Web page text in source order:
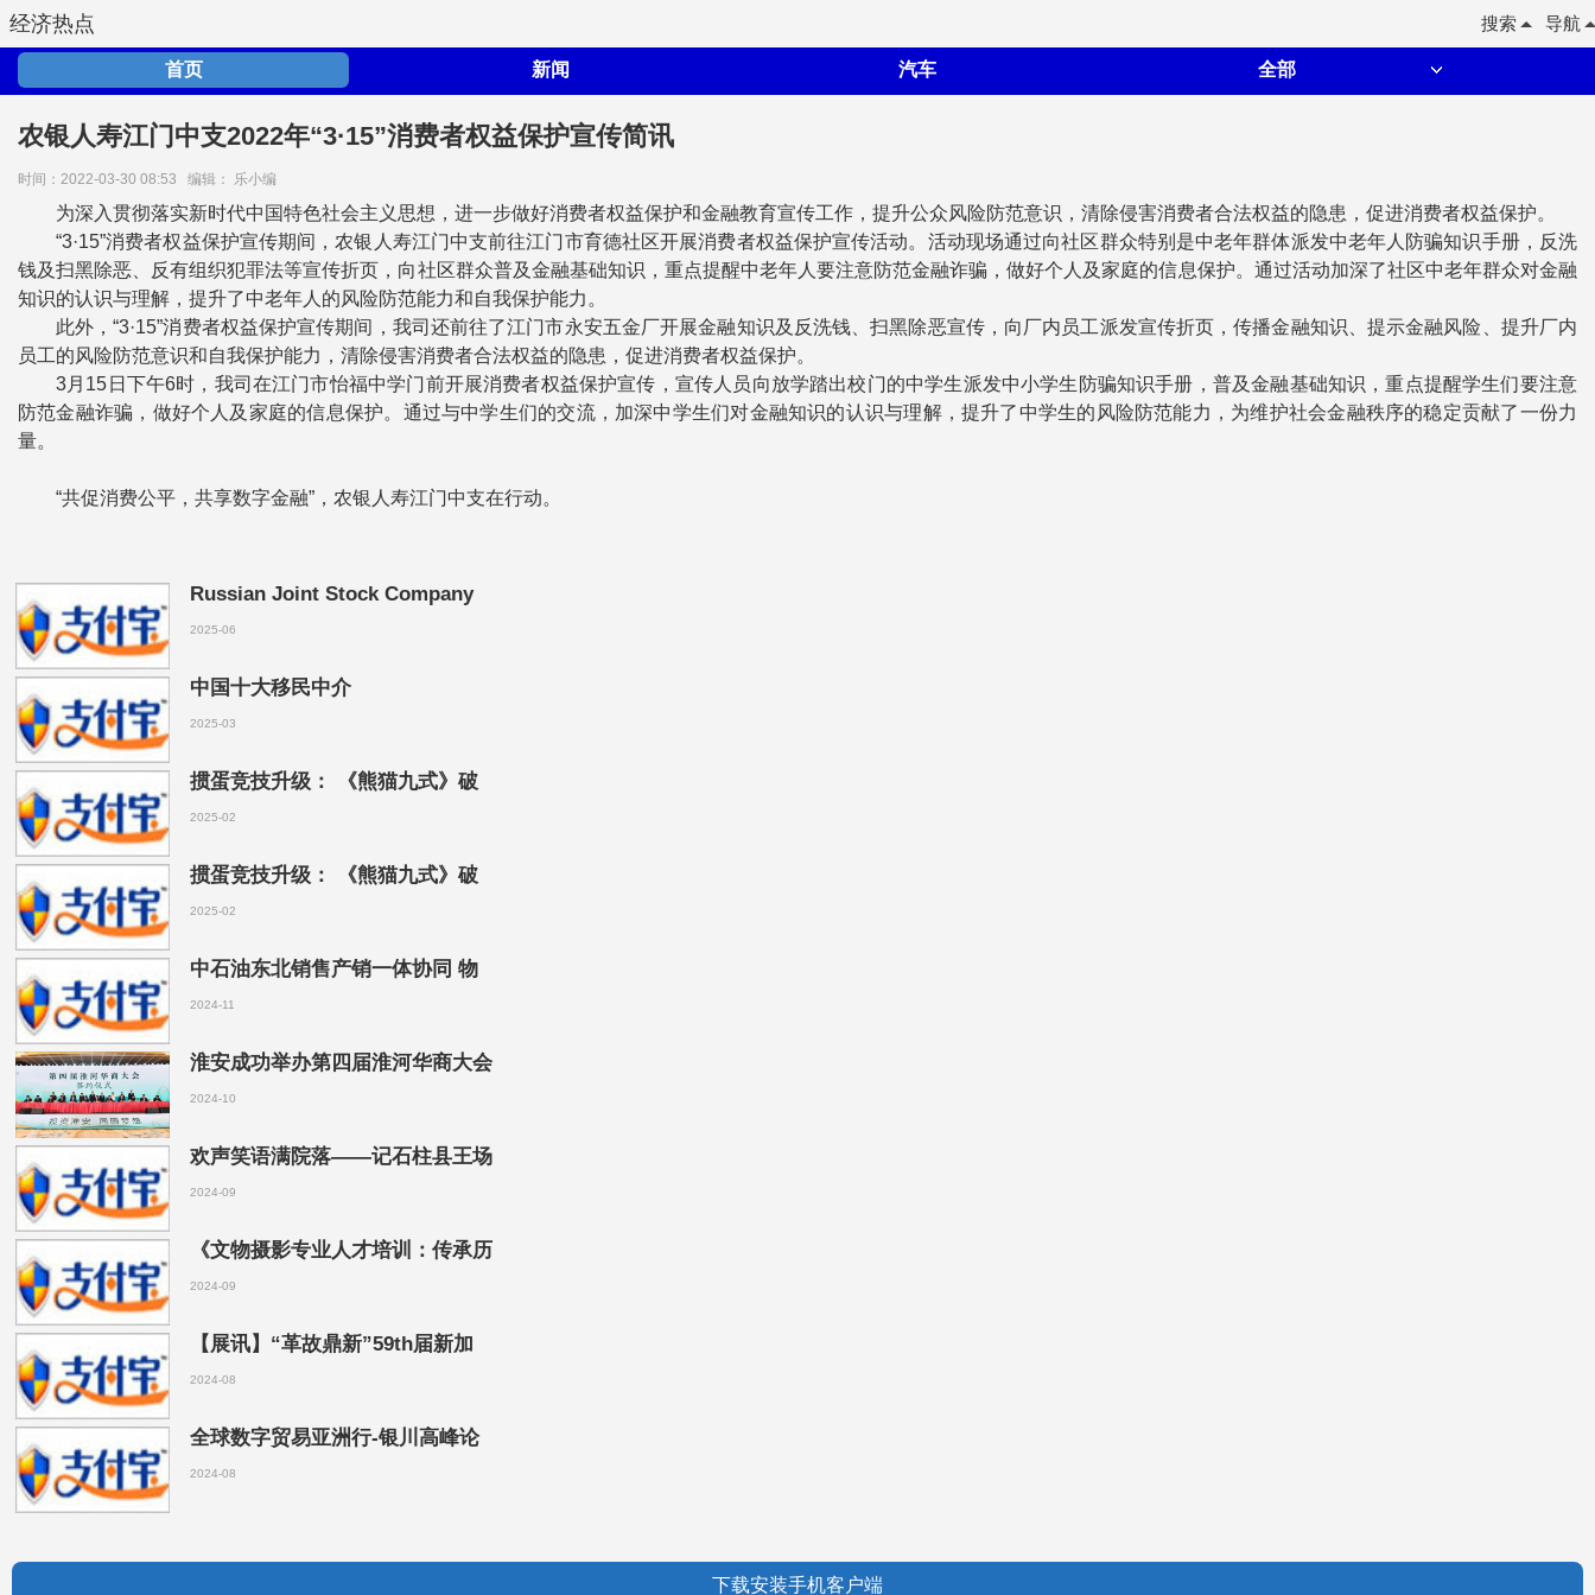
经济热点 导航
搜索
首页 新闻 汽车 全部
农银人寿江门中支2022年“3·15”消费者权益保护宣传简讯
时间：2022-03-30 08:53 编辑： 乐小编
为深入贯彻落实新时代中国特色社会主义思想，进一步做好消费者权益保护和金融教育宣传工作，提升公众风险防范意识，清除侵害消费者合法权益的隐患，促进消费者权益保护。
“3·15”消费者权益保护宣传期间，农银人寿江门中支前往江门市育德社区开展消费者权益保护宣传活动。活动现场通过向社区群众特别是中老年群体派发中老年人防骗知识手册，反洗
钱及扫黑除恶、反有组织犯罪法等宣传折页，向社区群众普及金融基础知识，重点提醒中老年人要注意防范金融诈骗，做好个人及家庭的信息保护。通过活动加深了社区中老年群众对金融
知识的认识与理解，提升了中老年人的风险防范能力和自我保护能力。
此外，“3·15”消费者权益保护宣传期间，我司还前往了江门市永安五金厂开展金融知识及反洗钱、扫黑除恶宣传，向厂内员工派发宣传折页，传播金融知识、提示金融风险、提升厂内
员工的风险防范意识和自我保护能力，清除侵害消费者合法权益的隐患，促进消费者权益保护。
3月15日下午6时，我司在江门市怡福中学门前开展消费者权益保护宣传，宣传人员向放学踏出校门的中学生派发中小学生防骗知识手册，普及金融基础知识，重点提醒学生们要注意
防范金融诈骗，做好个人及家庭的信息保护。通过与中学生们的交流，加深中学生们对金融知识的认识与理解，提升了中学生的风险防范能力，为维护社会金融秩序的稳定贡献了一份力
量。
“共促消费公平，共享数字金融”，农银人寿江门中支在行动。
Russian Joint Stock Company
2025-06
中国十大移民中介
2025-03
掼蛋竞技升级： 《熊猫九式》破
2025-02
掼蛋竞技升级： 《熊猫九式》破
2025-02
中石油东北销售产销一体协同 物
2024-11
淮安成功举办第四届淮河华商大会
2024-10
欢声笑语满院落——记石柱县王场
2024-09
《文物摄影专业人才培训：传承历
2024-09
【展讯】“革故鼎新”59th届新加
2024-08
全球数字贸易亚洲行-银川高峰论
2024-08
下载安装手机客户端